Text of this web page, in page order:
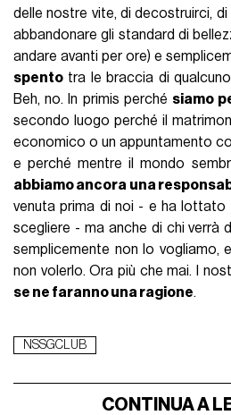
delle nostre vite, di decostruirci,
abbandonare gli standard di
andare avanti per ore) e
spento tra le braccia di
Beh, no. In primis perché siamo
secondo luogo perché il
economico o un appuntamento
e perché mentre il mondo
abbiamo ancora una
venuta prima di noi - e ha lottato
scegliere - ma anche di chi verrà
semplicemente non lo vogliamo,
non volerlo. Ora più che mai. I
se ne faranno una ragione.
NSSGCLUB
CONTINUA A